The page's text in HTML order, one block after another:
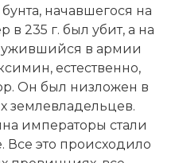
бунта, начавшегося на
235 г. был убит, а на
в армии
естественно,
Он был низложен в
землевладельцев.
императоры стали
Все это происходило